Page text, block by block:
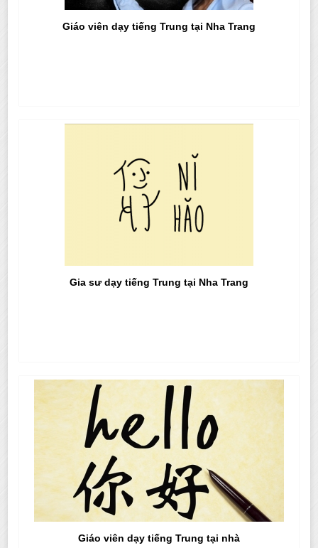
Giáo viên dạy tiếng Trung tại Nha Trang
Gia sư dạy tiếng Trung tại Nha Trang
Giáo viên dạy tiếng Trung tại nhà